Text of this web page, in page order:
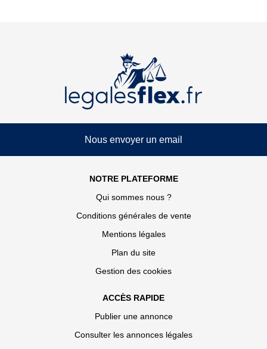
Nous envoyer un email
NOTRE PLATEFORME
Qui sommes nous ?
Conditions générales de vente
Mentions légales
Plan du site
Gestion des cookies
ACCÈS RAPIDE
Publier une annonce
Consulter les annonces légales